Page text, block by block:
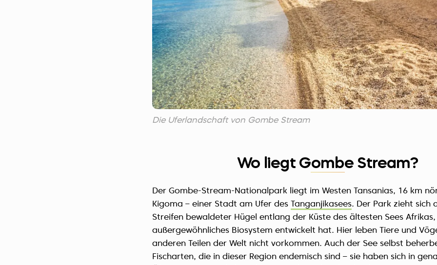
Die Uferlandschaft von Gombe Stream
Wo liegt Gombe Stream?
Der Gombe-Stream-Nationalpark liegt im Westen Tansanias, 16 km
Kigoma – einer Stadt am Ufer des
Tanganjikasees. Der Park zieht sich
Streifen bewaldeter Hügel entlang der Küste des ältesten Sees Afrikas,
außergewöhnliches Biosystem entwickelt hat. Hier leben Tiere und
anderen Teilen der Welt nicht vorkommen. Auch der See selbst
Fischarten, die in dieser Region endemisch sind – sie haben sich in